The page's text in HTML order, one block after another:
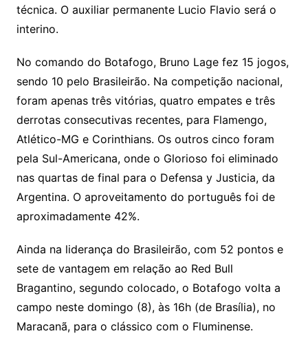
técnica. O auxiliar permanente Lucio Flavio será o
interino.
No comando do Botafogo, Bruno Lage fez 15 jogos,
sendo 10 pelo Brasileirão. Na competição nacional,
foram apenas três vitórias, quatro empates e três
derrotas consecutivas recentes, para Flamengo,
Atlético-MG e Corinthians. Os outros cinco foram
pela Sul-Americana, onde o Glorioso foi eliminado
nas quartas de final para o Defensa y Justicia, da
Argentina. O aproveitamento do português foi de
aproximadamente 42%.
Ainda na liderança do Brasileirão, com 52 pontos e
sete de vantagem em relação ao Red Bull
Bragantino, segundo colocado, o Botafogo volta a
campo neste domingo (8), às 16h (de Brasília), no
Maracanã, para o clássico com o Fluminense.